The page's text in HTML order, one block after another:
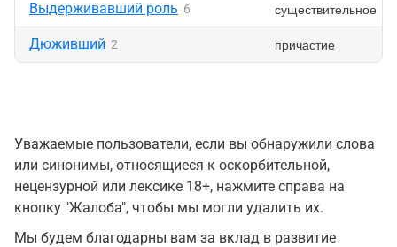
Выдерживавший роль 6 существительное
Дюживший 2 причастие
Уважаемые пользователи, если вы обнаружили слова
или синонимы, относящиеся к оскорбительной,
нецензурной или лексике 18+, нажмите справа на
кнопку "Жалоба", чтобы мы могли удалить их.
Мы будем благодарны вам за вклад в развитие